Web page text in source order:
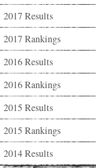
2017 Results
2017 Rankings
2016 Results
2016 Rankings
2015 Results
2015 Rankings
2014 Results